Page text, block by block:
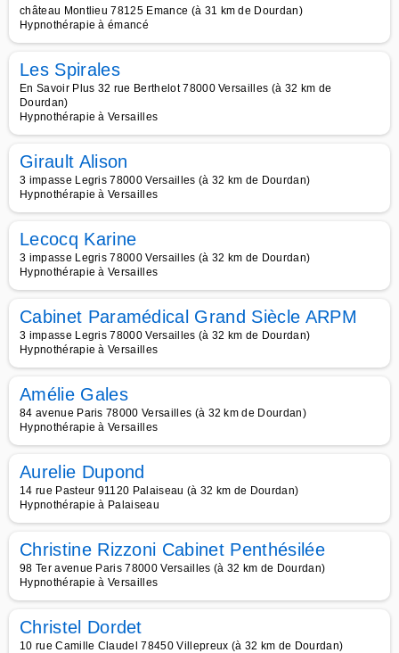
château Montlieu 78125 Emance (à 31 km de Dourdan)
Hypnothérapie à émancé
Les Spirales
En Savoir Plus 32 rue Berthelot 78000 Versailles (à 32 km de
Dourdan)
Hypnothérapie à Versailles
Girault Alison
3 impasse Legris 78000 Versailles (à 32 km de Dourdan)
Hypnothérapie à Versailles
Lecocq Karine
3 impasse Legris 78000 Versailles (à 32 km de Dourdan)
Hypnothérapie à Versailles
Cabinet Paramédical Grand Siècle ARPM
3 impasse Legris 78000 Versailles (à 32 km de Dourdan)
Hypnothérapie à Versailles
Amélie Gales
84 avenue Paris 78000 Versailles (à 32 km de Dourdan)
Hypnothérapie à Versailles
Aurelie Dupond
14 rue Pasteur 91120 Palaiseau (à 32 km de Dourdan)
Hypnothérapie à Palaiseau
Christine Rizzoni Cabinet Penthésilée
98 Ter avenue Paris 78000 Versailles (à 32 km de Dourdan)
Hypnothérapie à Versailles
Christel Dordet
10 rue Camille Claudel 78450 Villepreux (à 32 km de Dourdan)